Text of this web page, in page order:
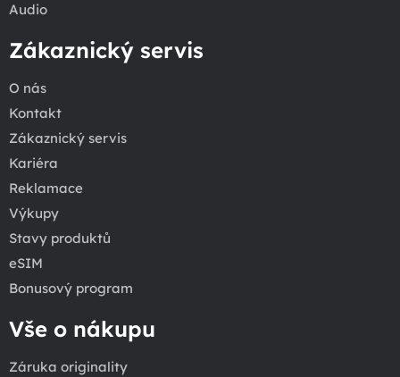
Audio
Zákaznický servis
O nás
Kontakt
Zákaznický servis
Kariéra
Reklamace
Výkupy
Stavy produktů
eSIM
Bonusový program
Vše o nákupu
Záruka originality